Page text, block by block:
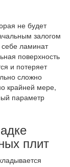
не будет
залогом
себе ламинат
поверхность
и потеряет
сложно
крайней мере,
параметр
плит